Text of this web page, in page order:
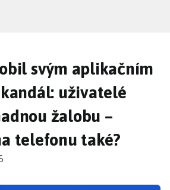
svým aplikačním
uživatelé
žalobu –
telefonu také?